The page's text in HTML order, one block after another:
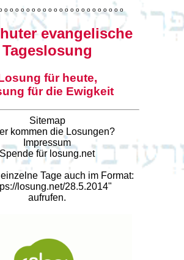
o o o o o o o o o o o o o o o o o o o o o o
evangelische
Tageslosung
für heute,
für die Ewigkeit
Sitemap
kommen die Losungen?
Impressum
Spende für losung.net
einzelne Tage auch im Format:
losung.net/28.5.2014"
aufrufen.